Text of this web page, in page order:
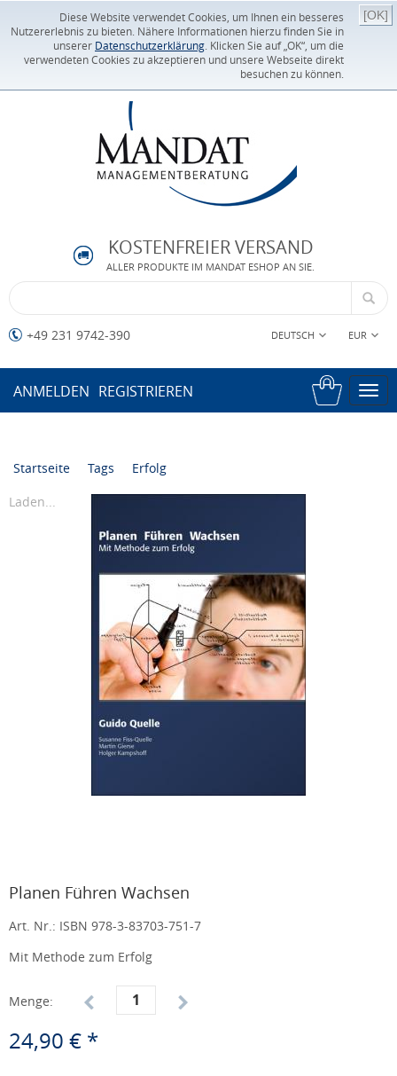
Diese Website verwendet Cookies, um Ihnen ein besseres
Nutzererlebnis zu bieten. Nähere Informationen hierzu finden Sie in
unserer Datenschutzerklärung . Klicken Sie auf „OK“, um die
verwendeten Cookies zu akzeptieren und unsere Webseite direkt
besuchen zu können.
[OK]
KOSTENFREIER VERSAND
ALLER PRODUKTE IM MANDAT ESHOP AN SIE.
+49 231 9742-390 DEUTSCH EUR
ANMELDEN REGISTRIEREN
Startseite Tags
Erfolg
Laden...
Planen Führen Wachsen
Art. Nr.: ISBN 978-3-83703-751-7
Mit Methode zum Erfolg
Menge:
24,90 € *